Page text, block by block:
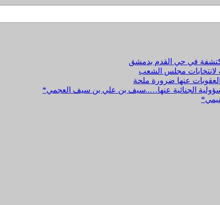
في حي القدم بدمشق
لانتخابات مجلس الشعب
عنها ضرورة ملحة
الجنائية عنها…..سيف بن علي بن سيف العجمي*